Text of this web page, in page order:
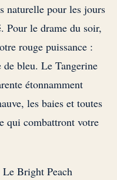
naturelle pour les jours
Pour le drame du soir,
rouge puissance :
bleu. Le Tangerine
étonnamment
les baies et toutes
qui combattront votre
Le Bright Peach